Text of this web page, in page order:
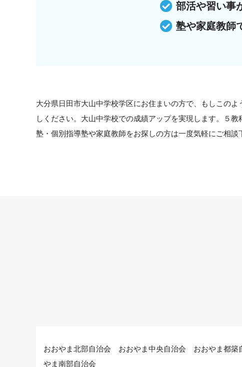
部活や習い事
塾や家庭教師
大分県日田市大山中学校学区にお住まいの方で、もしこの
しください。大山中学校での成績アップを実現します。５
塾・個別指導塾や家庭教師をお探しの方は一度気軽にご相談
おおやま北部自治会 おおやま中央自治会 おおやま都
やま南部自治会